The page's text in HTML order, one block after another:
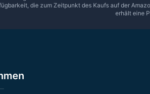
die zum Zeitpunkt des Kaufs auf der
erhält eine